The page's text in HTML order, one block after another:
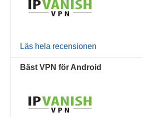
Läs hela recensionen
Bäst VPN för Android